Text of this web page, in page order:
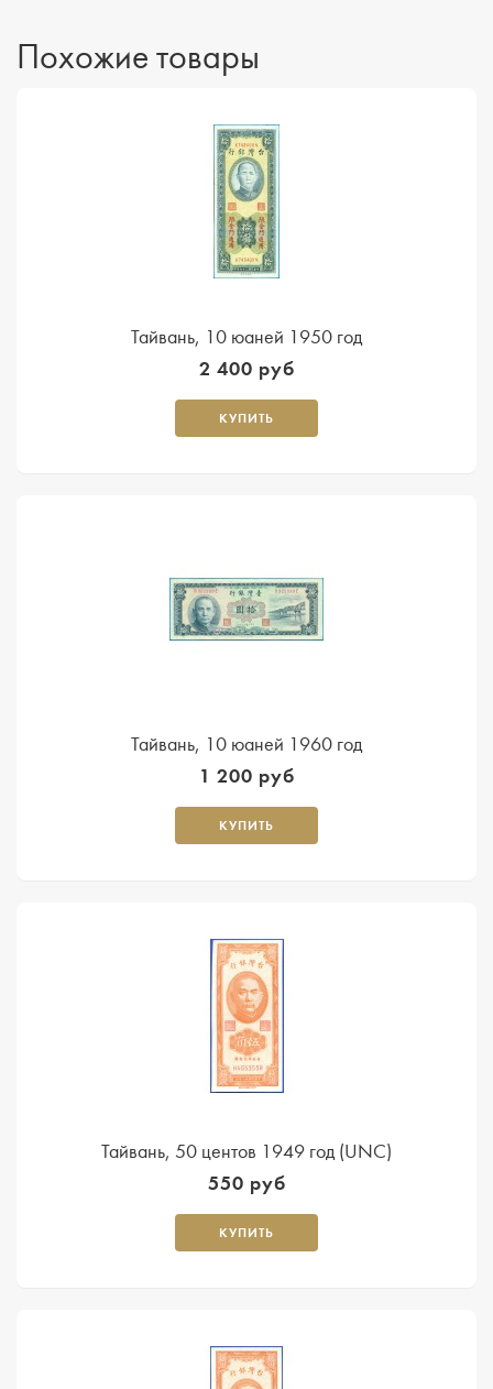
Похожие товары
Тайвань, 10 юаней 1950 год
2 400 руб
КУПИТЬ
Тайвань, 10 юаней 1960 год
1 200 руб
КУПИТЬ
Тайвань, 50 центов 1949 год (UNC)
550 руб
КУПИТЬ